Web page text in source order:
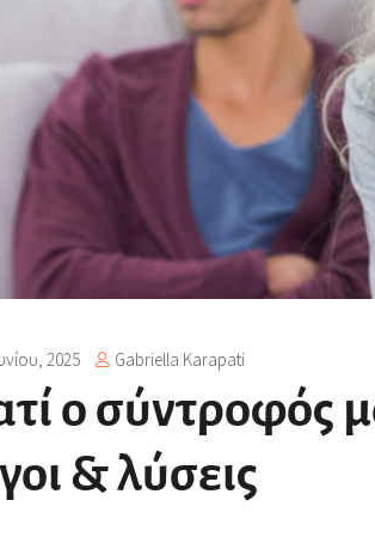
2025 Gabriella Karapati
ο σύντροφός
& λύσεις